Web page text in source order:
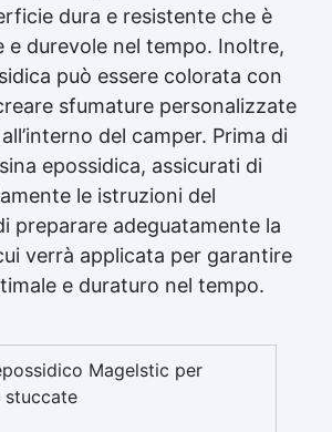
dura e resistente che è
e durevole nel tempo. Inoltre,
può essere colorata con
sfumature personalizzate
del camper. Prima di
epossidica, assicurati di
le istruzioni del
preparare adeguatamente la
verrà applicata per garantire
e duraturo nel tempo.